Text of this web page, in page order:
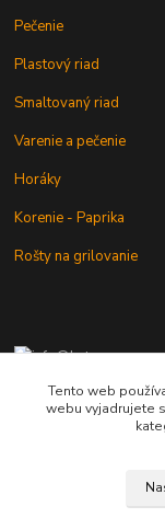
Pečenie
Plastový riad
Smaltovaný riad
Varenie a pečenie
Horáky
Korenie - Paprika
Rošty na grilovanie
+421
od 8:00 -
Tento web
webu vyjadrujete